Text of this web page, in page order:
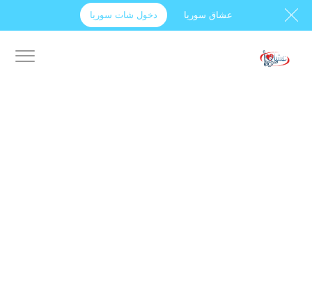
عشاق سوريا دخول شات سوريا